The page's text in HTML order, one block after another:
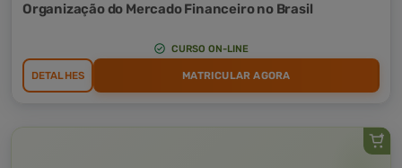
Organização do Mercado Financeiro no Brasil
CURSO ON-LINE
DETALHES MATRICULAR AGORA